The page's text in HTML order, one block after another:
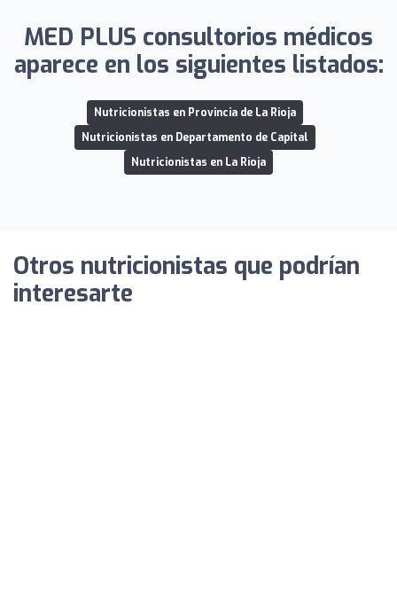
MED PLUS consultorios médicos
aparece en los siguientes listados:
Nutricionistas en Provincia de La Rioja
Nutricionistas en Departamento de Capital
Nutricionistas en La Rioja
Otros nutricionistas que podrían
interesarte